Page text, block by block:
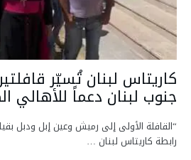
كاريتاس لبنان تُسيّر
جنوب لبنان دعماً للأهالي
“القافلة الأولى إلى رميش وعين إبل ودبل
رابطة كاريتاس لبنان …